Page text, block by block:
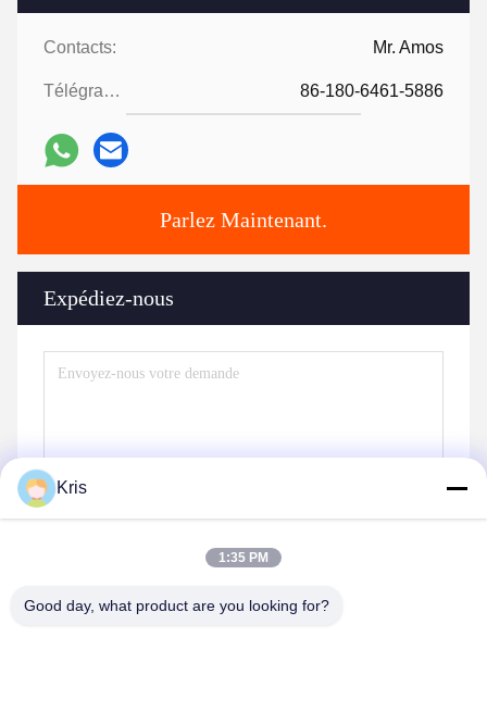
Contacts: Mr. Amos
Télégramme: 86-180-6461-5886
Parlez Maintenant.
Expédiez-nous
Kris
1:35 PM
Good day, what product are you looking for?